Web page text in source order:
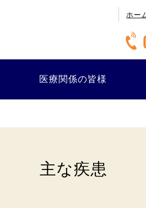
ホー
医療関係の皆様
主な疾患